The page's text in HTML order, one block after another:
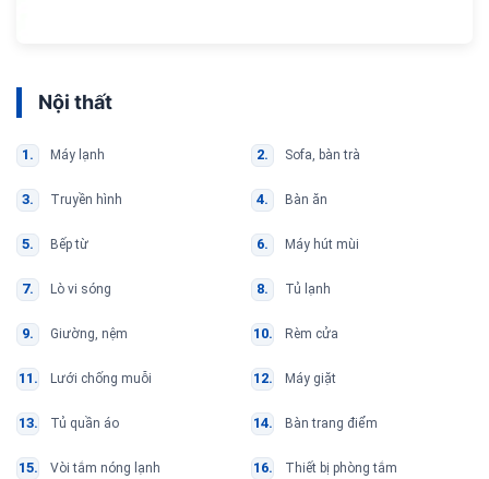
Nội thất
Máy lạnh Sofa, bàn trà
Truyền hình Bàn ăn
Bếp từ Máy hút mùi
Lò vi sóng Tủ lạnh
Giường, nệm Rèm cửa
Lưới chống muỗi Máy giặt
Tủ quần áo Bàn trang điểm
Vòi tắm nóng lạnh Thiết bị phòng tắm